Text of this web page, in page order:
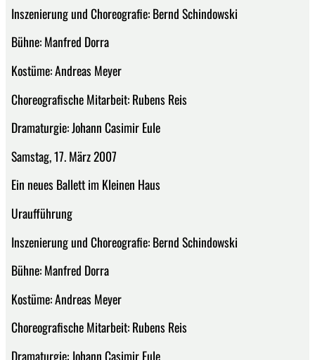
Inszenierung und Choreografie: Bernd Schindowski
Bühne: Manfred Dorra
Kostüme: Andreas Meyer
Choreografische Mitarbeit: Rubens Reis
Dramaturgie: Johann Casimir Eule
Samstag, 17. März 2007
Ein neues Ballett im Kleinen Haus
Uraufführung
Inszenierung und Choreografie: Bernd Schindowski
Bühne: Manfred Dorra
Kostüme: Andreas Meyer
Choreografische Mitarbeit: Rubens Reis
Dramaturgie: Johann Casimir Eule